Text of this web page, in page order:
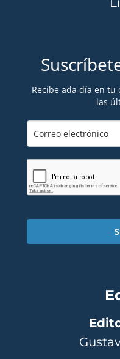
Recibe ada día en
las